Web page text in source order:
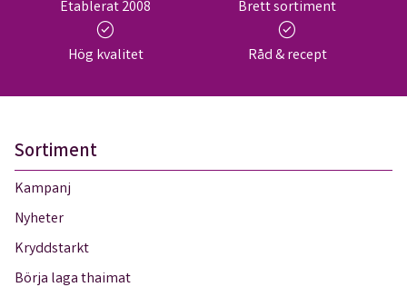
Etablerat 2008 Brett sortiment
check_circle
Hög kvalitet
check_circle
Råd & recept
Sortiment
Kampanj
Nyheter
Kryddstarkt
Börja laga thaimat